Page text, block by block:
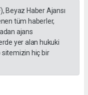
Beyaz Haber Ajansı
tüm haberler,
ajans
yer alan hukuki
hiç bir